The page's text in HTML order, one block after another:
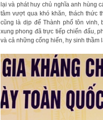
lại và phát huy chủ nghĩa anh hùng
tâm vượt qua khó khăn, thách thức
cũng là dịp để Thành phố tôn vinh,
xung phong đã trực tiếp chiến đấu,
và cả những cống hiến, hy sinh thầm